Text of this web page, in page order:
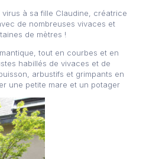
à sa fille Claudine, créatrice
de nombreuses vivaces et
de mètres !
tout en courbes et en
habillés de vivaces et de
arbustifs et grimpants en
une petite mare et un potager